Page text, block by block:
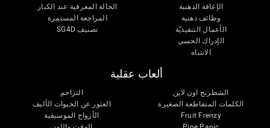
الإعاقة الذهنية
وظائف ذهنية
الأعمال التنفيذيّة
الإدراك الحسى
الانتباه
الحالة المعرفية عند الكبار
المراجعة المستمرة
تصنيف SG4D
ألعاب عقلية
الشطرنج اون لاين
الكلمات المتقاطعة الصغيرة
Fruit Frenzy
التزاحم
العثور عن الحيوات الأليف
الأزواج الموسيقية